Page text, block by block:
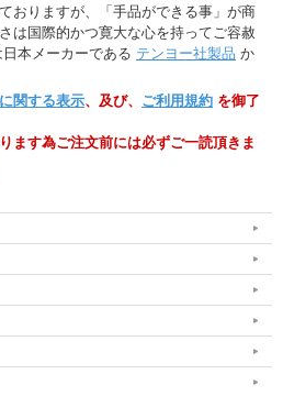
おりますが、「手品ができる事」が商
は国際的かつ寛大な心を持ってご容赦
本メーカーである テンヨー社製品 か
関する表示、及び、 ご利用規約 を御了
ます為ご注文前には必ずご一読頂きま